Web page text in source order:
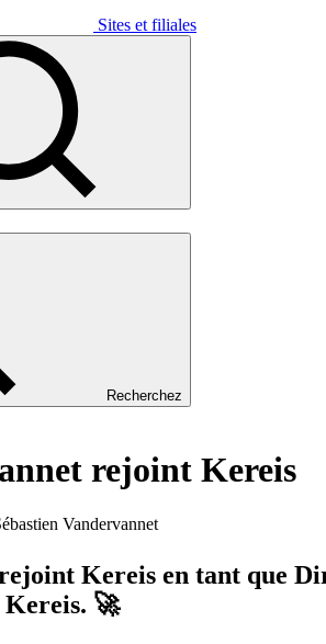
Sites et filiales
Recherchez
rejoint Kereis
Vandervannet
Kereis en tant que
🚀